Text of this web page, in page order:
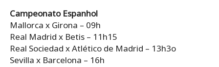
Campeonato Espanhol
Mallorca x Girona – 09h
Real Madrid x Betis – 11h15
Real Sociedad x Atlético de Madrid – 13h3o
Sevilla x Barcelona – 16h